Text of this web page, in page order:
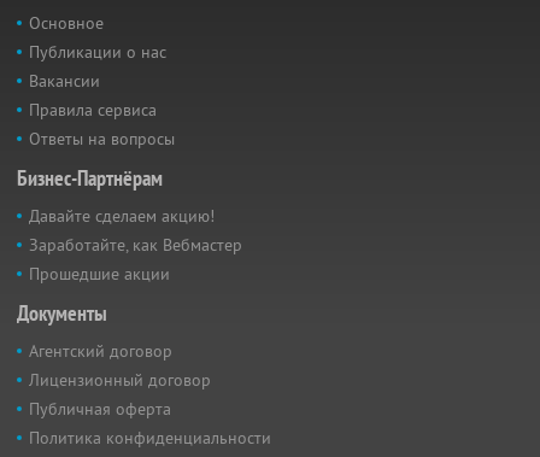
Основное
Публикации о нас
Вакансии
Правила сервиса
Ответы на вопросы
Бизнес-Партнёрам
Давайте сделаем акцию!
Заработайте, как Вебмастер
Прошедшие акции
Документы
Агентский договор
Лицензионный договор
Публичная оферта
Политика конфиденциальности